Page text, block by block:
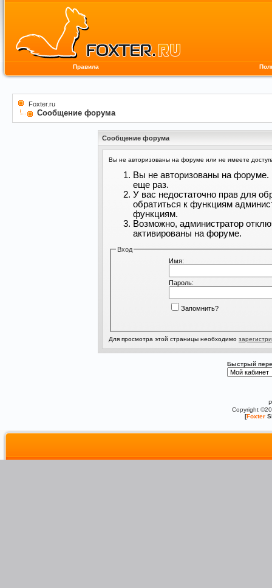
Правила
Foxter.ru
Сообщение форума
Сообщение форума
Вы не авторизованы на форуме или не имеете
Вы не авторизованы на форуме.
еще раз.
У вас недостаточно прав для
обратиться к функциям
функциям.
Возможно, администратор
активированы на форуме.
Вход
Имя:
Пароль:
Запомнить?
Для просмотра этой страницы необходимо
Быстрый
Copyright
[Foxter